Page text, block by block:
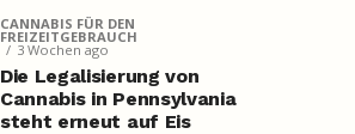
CANNABIS FÜR DEN
FREIZEITGEBRAUCH
3 Wochen ago
Die Legalisierung von
Cannabis in Pennsylvania
steht erneut auf Eis